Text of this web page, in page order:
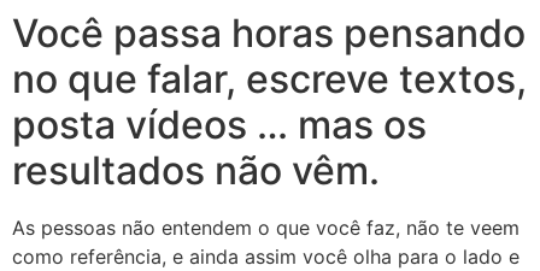
Você passa horas pensando
no que falar, escreve textos,
posta vídeos … mas os
resultados não vêm.
As pessoas não entendem o que você faz, não te veem
como referência, e ainda assim você olha para o lado e